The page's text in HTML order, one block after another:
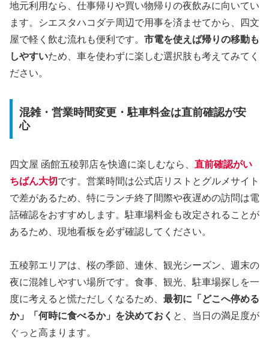
地元利用なら、仕事帰りや買い物帰りの夜飲みに向いてい
ます。シエスタハコダテ周辺で用事を済ませてから、四文
屋で軽く飲む流れも便利です。 市電を使えば帰りの移動も
しやすいため、車を使わずに楽しむ選択肢も考えてみてく
ださい。
混雑・営業時間変更・駐車料金は直前確認が安
心
四文屋 函館五稜郭店を快適に楽しむなら、 直前確認がい
ちばん大切です。営業時間は公式店リストとグルメサイト
で差があるため、特にランチ終了間際や夜遅めの訪問は電
話確認をおすすめします。駐車場料金も改定されることが
あるため、現地看板を必ず確認してください。
五稜郭エリアは、桜の季節、連休、観光シーズン、週末の
夜に混雑しやすい場所です。食事、観光、駐車場探しを一
度に考えると慌ただしくなるため、 最初に「どこへ停める
か」「何時に食べるか」を決めておく と、当日の満足度が
ぐっと高まります。